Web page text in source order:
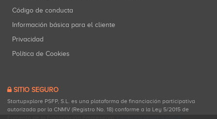
Código de conducta
Información básica para el cliente
Privacidad
Política de Cookies
SITIO SEGURO
Startupxplore PSFP, S.L. es una plataforma de financiación participativa
autorizada por la CNMV (Registro No. 18) conforme a la Ley 5/2015 de